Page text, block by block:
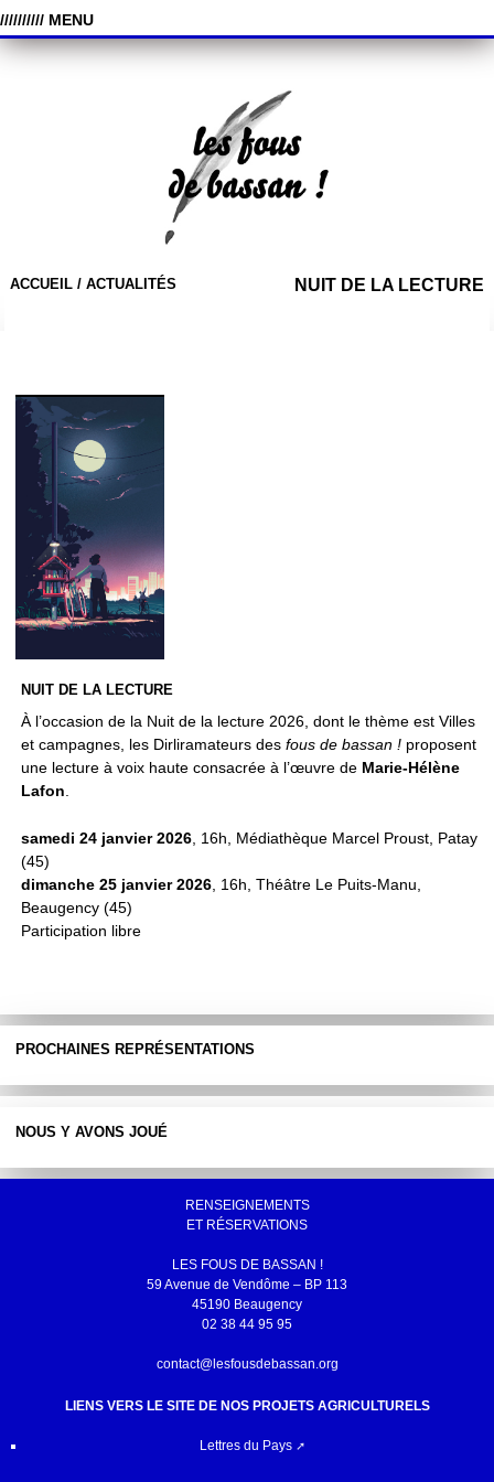
////////// MENU
ACCUEIL / ACTUALITÉS NUIT DE LA LECTURE
NUIT DE LA LECTURE
À l’occasion de la Nuit de la lecture 2026, dont le thème est Villes
et campagnes, les Dirliramateurs des fous de bassan !proposent
une lecture à voix haute consacrée à l’œuvre de Marie-Hélène
Lafon
samedi 24 janvier 2026, 16h, Médiathèque Marcel Proust, Patay
(45)
dimanche 25 janvier 2026, 16h, Théâtre Le Puits-Manu,
Beaugency (45)
Participation libre
PROCHAINES REPRÉSENTATIONS
NOUS Y AVONS JOUÉ
RENSEIGNEMENTS
ET RÉSERVATIONS
LES FOUS DE BASSAN !
59 Avenue de Vendôme – BP 113
45190 Beaugency
02 38 44 95 95
contact@lesfousdebassan.org
LIENS VERS LE SITE DE NOS PROJETS AGRICULTURELS
Lettres du Pays